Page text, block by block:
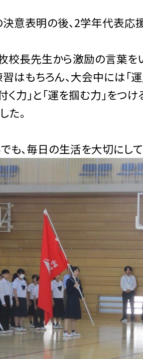
意表明の後、2学年代表応
校長先生から激励の言葉を
はもちろん、大会中には「
く力」と「運を掴む力」を
た。
も、毎日の生活を大切にし